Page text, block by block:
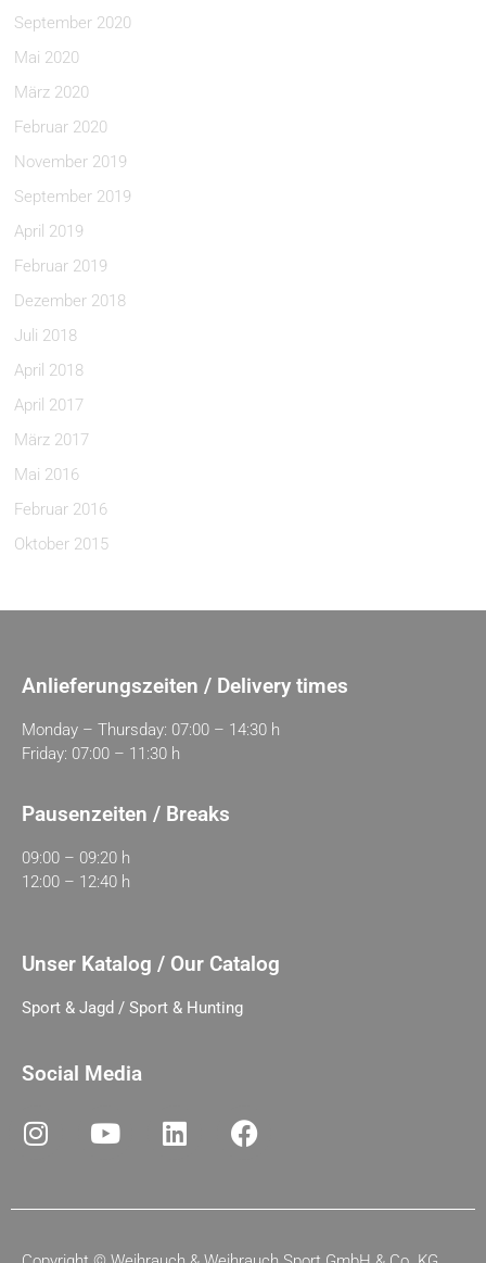
September 2020
Mai 2020
März 2020
Februar 2020
November 2019
September 2019
April 2019
Februar 2019
Dezember 2018
Juli 2018
April 2018
April 2017
März 2017
Mai 2016
Februar 2016
Oktober 2015
Anlieferungszeiten / Delivery times
Monday – Thursday: 07:00 – 14:30 h
Friday: 07:00 – 11:30 h
Pausenzeiten / Breaks
09:00 – 09:20 h
12:00 – 12:40 h
Unser Katalog / Our Catalog
Sport & Jagd / Sport & Hunting
Social Media